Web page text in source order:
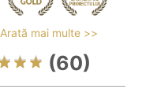
Arată mai multe >>
(60)